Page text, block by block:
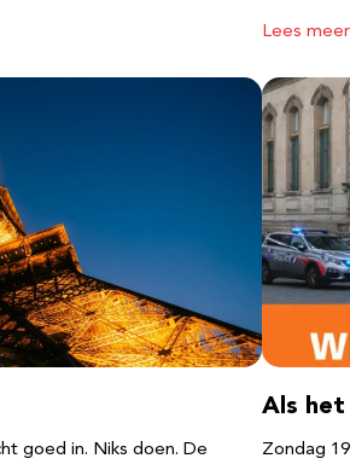
Lees meer
goed in. Niks doen. De
Als het
Zondag